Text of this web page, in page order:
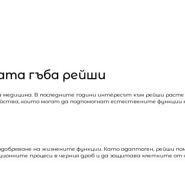
гъба рейши
В последните години интересът към рейши
които могат да подпомогнат естествените функции
на жизнените функции. Като адаптоген, рейши
процеси в черния дроб и да защитава клетките от